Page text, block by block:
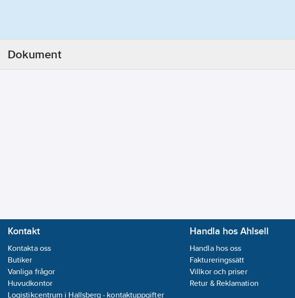
Dokument
Kontakt
Kontakta oss
Butiker
Vanliga frågor
Huvudkontor
Logistikcentrum i Hallsberg - kontaktuppgifter
Handla hos Ahlsell
Handla hos oss
Faktureringssätt
Villkor och priser
Retur & Reklamation